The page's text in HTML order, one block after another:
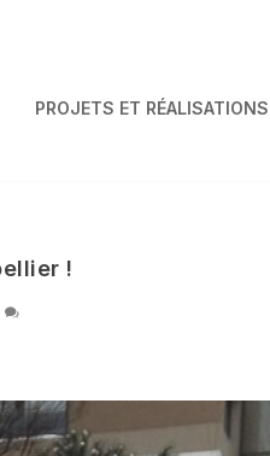
PROJETS ET RÉALISATIONS
!